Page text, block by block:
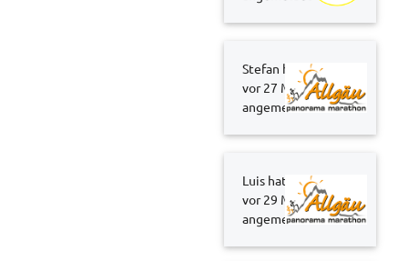
Stefan hat sich
vor 27 Minuten
angemeldet
Luis hat sich
vor 29 Minuten
angemeldet